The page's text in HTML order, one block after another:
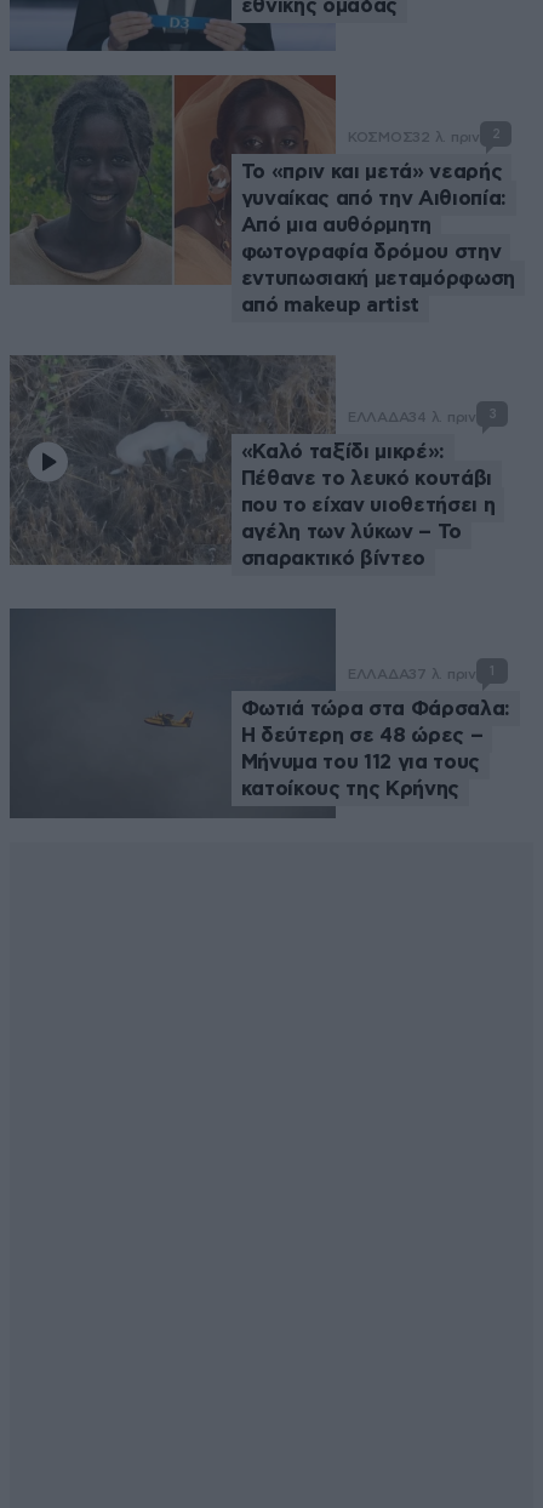
εθνικής ομάδας
ΚΟΣΜΟΣ32 λ. πριν 2
Το «πριν και μετά» νεαρής
γυναίκας από την Αιθιοπία:
Από μια αυθόρμητη
φωτογραφία δρόμου στην
εντυπωσιακή μεταμόρφωση
από makeup artist
ΕΛΛΑΔΑ34 λ. πριν 3
«Καλό ταξίδι μικρέ»:
Πέθανε το λευκό κουτάβι
που το είχαν υιοθετήσει η
αγέλη των λύκων – Το
σπαρακτικό βίντεο
ΕΛΛΑΔΑ37 λ. πριν 1
Φωτιά τώρα στα Φάρσαλα:
Η δεύτερη σε 48 ώρες –
Μήνυμα του 112 για τους
κατοίκους της Κρήνης